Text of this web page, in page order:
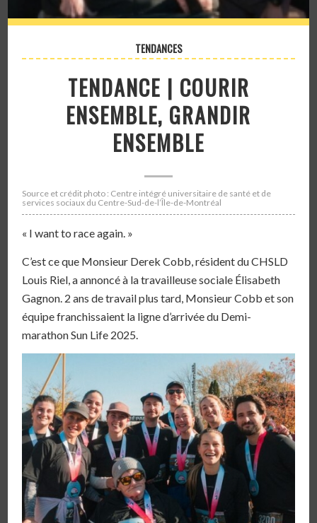
TENDANCES
TENDANCE | COURIR
ENSEMBLE, GRANDIR
ENSEMBLE
Source et crédit photo : Centre intégré universitaire de santé et de
services sociaux du Centre-Sud-de-l’Île-de-Montréal
« I want to race again. »
C’est ce que Monsieur Derek Cobb, résident du CHSLD
Louis Riel, a annoncé à la travailleuse sociale Élisabeth
Gagnon. 2 ans de travail plus tard, Monsieur Cobb et son
équipe franchissaient la ligne d’arrivée du Demi-
marathon Sun Life 2025.